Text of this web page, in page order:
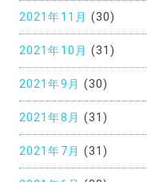
2021年11月 (30)
2021年10月 (31)
2021年9月 (30)
2021年8月 (31)
2021年7月 (31)